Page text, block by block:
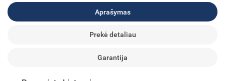
Aprašymas
Prekė detaliau
Garantija